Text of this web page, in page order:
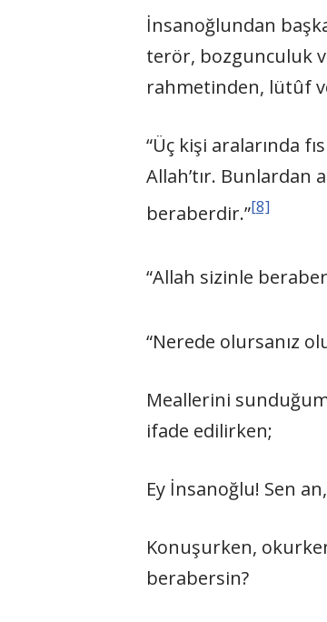
İnsanoğlundan
terör, bozgunculuk
rahmetinden, lütûf
“Üç kişi aralarında
Allah’tır. Bunlardan
beraberdir.”[8]
“Allah sizinle
“Nerede olursanız
Meallerini
ifade edilirken;
Ey İnsanoğlu! Sen
Konuşurken,
berabersin?